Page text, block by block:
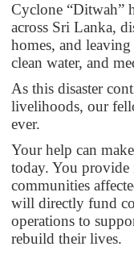
Cyclone “Ditwah”
across Sri Lanka,
homes, and
clean water, and
As this disaster
livelihoods, our
ever.
Your help can
today. You
communities
will directly fund
operations to
rebuild their lives.